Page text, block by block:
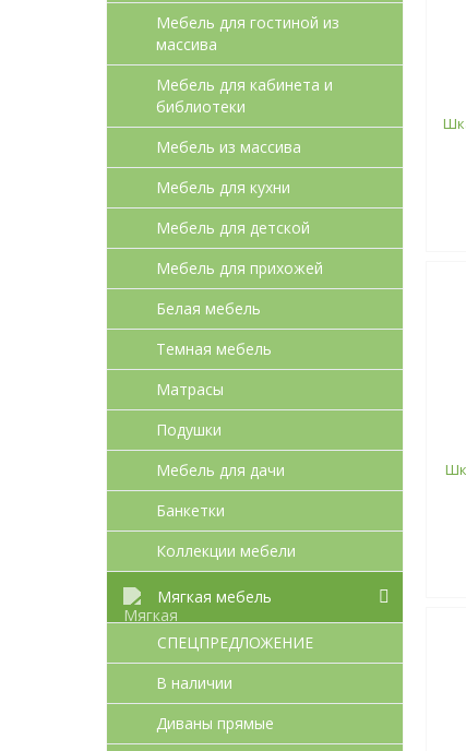
Мебель для гостиной из
массива
Мебель для кабинета и
библиотеки
Мебель из массива
Мебель для кухни
Мебель для детcкой
Мебель для прихожей
Белая мебель
Темная мебель
Матрасы
Подушки
Мебель для дачи
Банкетки
Коллекции мебели
Мягкая мебель
СПЕЦПРЕДЛОЖЕНИЕ
В наличии
Диваны прямые